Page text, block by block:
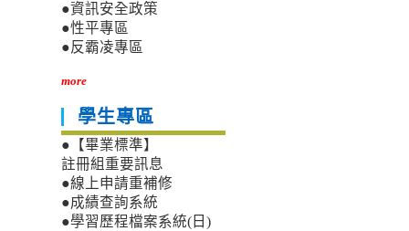
●資訊安全政策
●性平專區
●反霸凌專區
more
學生專區
●【畢業標準】
註冊組重要訊息
●線上申請重補修
●成績查詢系統
●學習歷程檔案系統(日)